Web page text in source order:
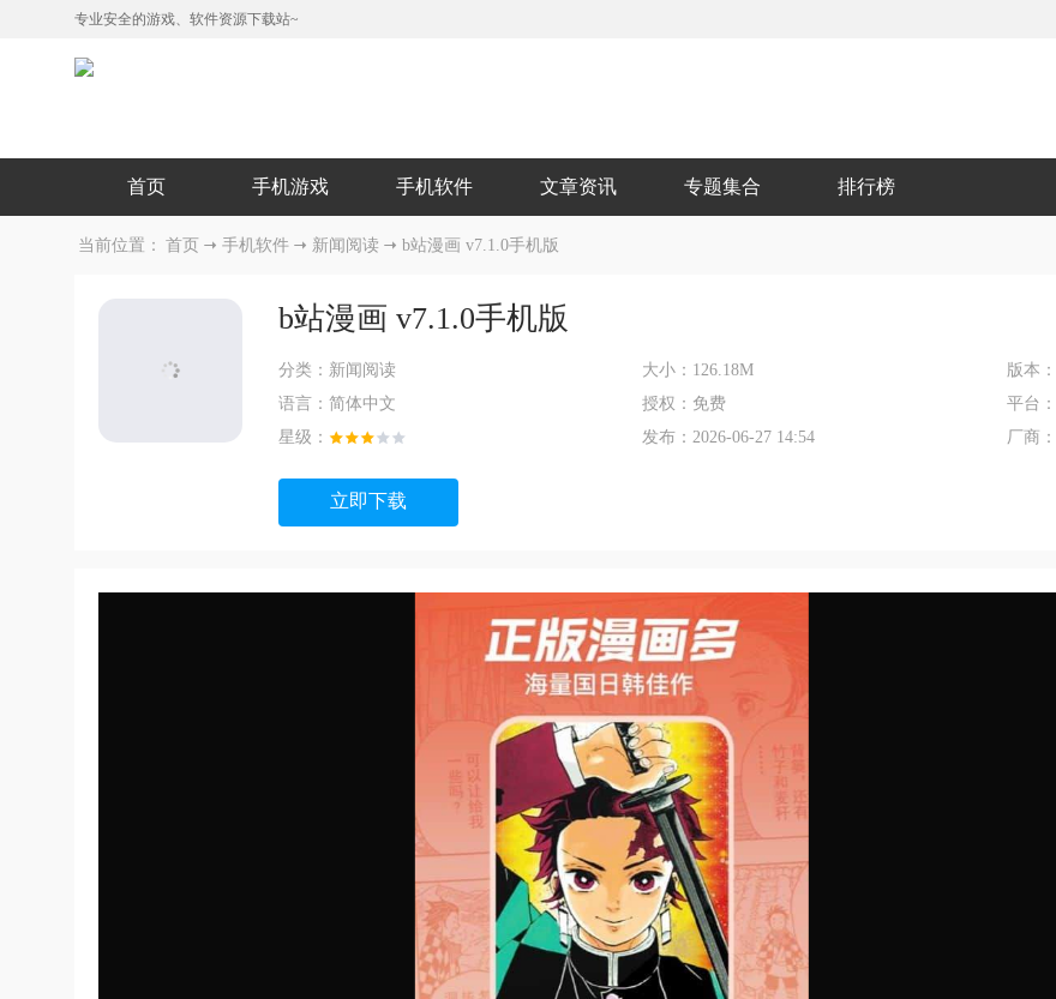
专业安全的游戏、软件资源下载站~
首页 手机游戏 手机软件 文章资讯 专题集合 排行榜
当前位置： 首页 手机软件 新闻阅读 b站漫画 v7.1.0手机版
b站漫画 v7.1.0手机版
分类： 新闻阅读 大小： 126.18M 版本：
语言： 简体中文 授权： 免费 平台：
星级：
发布：2026-06-27 14:54 厂商：
立即下载